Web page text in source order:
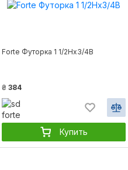
Forte Футорка 1 1/2Нх3/4В
₴ 384
Купить